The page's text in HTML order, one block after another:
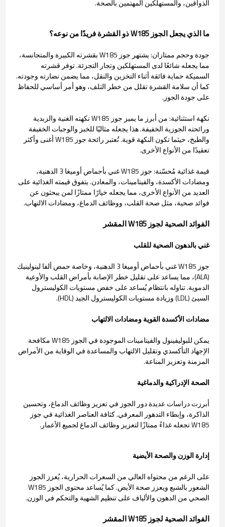
الذواقين، والمستهلكين المهتمين بالصحة.
ما الذي يجعل الجوز W185 ذو القشرة فريدًا من نوعه؟
جودة وحجم ممتازان: يشتهر جوز W185 بقشرته الكبيرة والمتجانسة،
مما يجعله شائعًا لدى المستهلكين وتجار التجزئة. توفر قشرته
السميكة حماية فائقة أثناء التخزين والنقل، مما يضمن نضارته وجودته.
كما أن سلامة القشرة تقلل من خطر التلف، وهو أمر أساسي للحفاظ
على جودة الجوز.
نكهة استثنائية: من أبرز ما يميز جوز W185 نكهته الغنية والزبدية
ورائحته الجوزية الخفيفة. هذا يجعله مثاليًا للخبز والوجبات الخفيفة
والطبخ، حيثما تكون النكهة قوية. تُعتبر رائحة جوز W185 أغنى وأكثر
تعقيدًا من الأنواع الأخرى.
قيمة غذائية مُحسّنة: جوز W185 غني بأحماض أوميغا 3 الدهنية،
ومضادات الأكسدة، والفيتامينات، والمعادن. يتفوق قيمته الغذائية على
العديد من الأنواع الأخرى، مما يجعله خيارًا ممتازًا لمن يبحثون عن
فوائد صحية، مثل صحة القلب، ووظائف الدماغ، ومضادات الالتهاب.
الفوائد الصحية لجوز W185 المقشر
غني بالدهون الصحية للقلب
جوز W185 غني بأحماض أوميغا 3 الدهنية، وخاصة حمض ألفا لينولينيك
(ALA)، مما يساعد على تقليل خطر الإصابة بأمراض القلب والأوعية
الدموية. تناوله بانتظام يُساعد على خفض مستويات الكوليسترول
السيئ (LDL) وزيادة مستويات الكوليسترول الجيد (HDL).
مضادات الأكسدة القوية ومضادات الالتهاب
يمكن للبوليفينول والفيتامينات الموجودة في الجوز W185 مكافحة
الإجهاد التأكسدي وتقليل الالتهاب والمساعدة في الوقاية من الأمراض
المزمنة وتعزيز المناعة.
الصحة الإدراكية والدماغية
أبرزت دراسات عديدة دور الجوز في تعزيز وظائف الدماغ، وتحسين
الذاكرة، وإبطاء التدهور المعرفي. كثافة العناصر الغذائية في جوز
W185 تجعله غذاءً ممتازًا لتعزيز وظائف الدماغ لجميع الأعمار.
إدارة الوزن والصحة الأيضية
على الرغم من محتواه العالي من السعرات الحرارية، يُعزز الجوز
الشعور بالشبع ويعزز صحة الأيض. كما يُساعد محتوى الجوز W185
الصحي من الدهون والألياف على تنظيم الشهية والتحكم في الوزن.
الفوائد الصحية لجوز W185 المقشر